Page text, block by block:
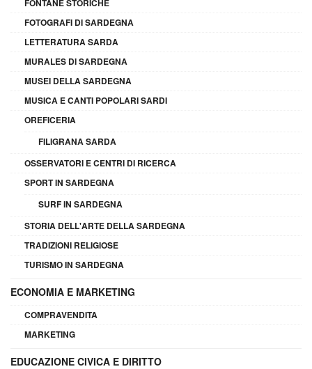
FONTANE STORICHE
FOTOGRAFI DI SARDEGNA
LETTERATURA SARDA
MURALES DI SARDEGNA
MUSEI DELLA SARDEGNA
MUSICA E CANTI POPOLARI SARDI
OREFICERIA
FILIGRANA SARDA
OSSERVATORI E CENTRI DI RICERCA
SPORT IN SARDEGNA
SURF IN SARDEGNA
STORIA DELL'ARTE DELLA SARDEGNA
TRADIZIONI RELIGIOSE
TURISMO IN SARDEGNA
ECONOMIA E MARKETING
COMPRAVENDITA
MARKETING
EDUCAZIONE CIVICA E DIRITTO